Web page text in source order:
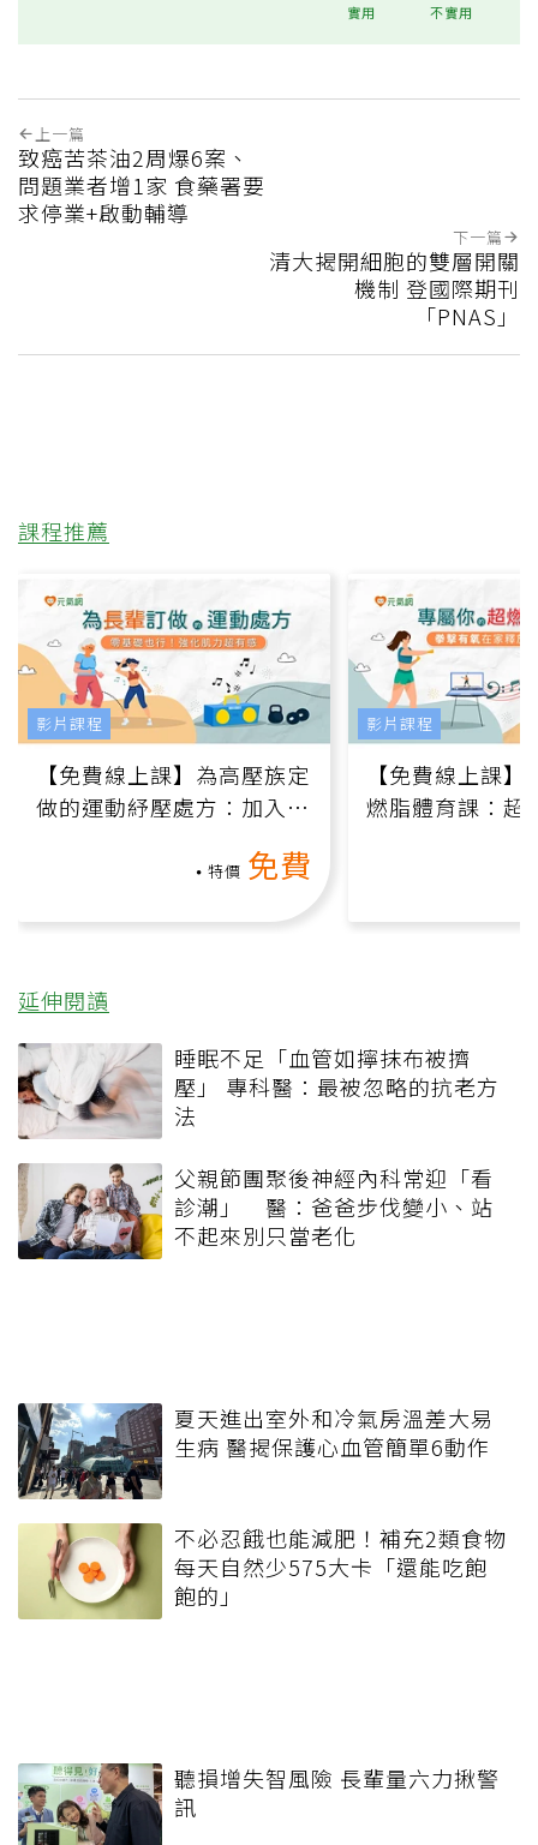
實用 不實用
上一篇
致癌苦茶油2周爆6案、
問題業者增1家 食藥署要
求停業+啟動輔導
下一篇
清大揭開細胞的雙層開關
機制 登國際期刊
「PNAS」
課程推薦
【免費線上課】為高壓族定
做的運動紓壓處方：加入行
特價 免費
影片課程
【免費線上課
燃脂體育課：超
影片課程
延伸閱讀
睡眠不足「血管如擰抹布被擠
壓」 專科醫：最被忽略的抗老方
法
父親節團聚後神經內科常迎「看
診潮」 醫：爸爸步伐變小、站
不起來別只當老化
夏天進出室外和冷氣房溫差大易
生病 醫揭保護心血管簡單6動作
不必忍餓也能減肥！補充2類食物
每天自然少575大卡「還能吃飽
飽的」
聽損增失智風險 長輩量六力揪警
訊